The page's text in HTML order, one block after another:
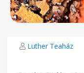
Luther Teaház